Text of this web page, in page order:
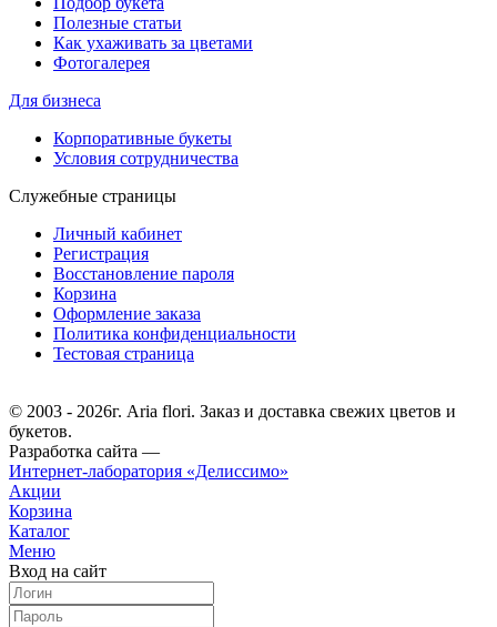
Полезные статьи
Как ухаживать за цветами
Фотогалерея
Для бизнеса
Корпоративные букеты
Условия сотрудничества
Служебные страницы
Личный кабинет
Регистрация
Восстановление пароля
Корзина
Оформление заказа
Политика конфиденциальности
Тестовая страница
© 2003 - 2026г. Aria flori. Заказ и доставка свежих цветов и
букетов.
Разработка сайта —
Интернет-лаборатория «Делиссимо»
Акции
Корзина
Каталог
Меню
Вход на сайт